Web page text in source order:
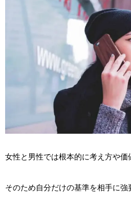
女性と男性では根本的に考え方や価
そのため自分だけの基準を相手に